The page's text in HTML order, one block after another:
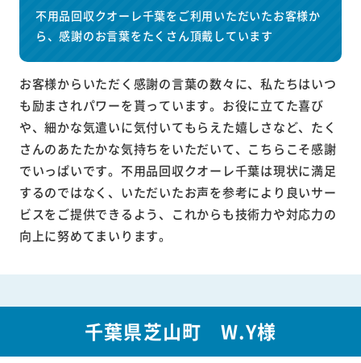
不用品回収クオーレ千葉をご利用いただいたお客様か
ら、感謝のお言葉をたくさん頂戴しています
お客様からいただく感謝の言葉の数々に、私たちはいつ
も励まされパワーを貰っています。お役に立てた喜び
や、細かな気遣いに気付いてもらえた嬉しさなど、たく
さんのあたたかな気持ちをいただいて、こちらこそ感謝
でいっぱいです。不用品回収クオーレ千葉は現状に満足
するのではなく、いただいたお声を参考により良いサー
ビスをご提供できるよう、これからも技術力や対応力の
向上に努めてまいります。
千葉県芝山町 W.Y様